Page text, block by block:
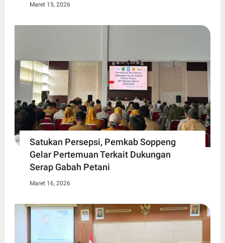
Maret 15, 2026
Satukan Persepsi, Pemkab Soppeng
Gelar Pertemuan Terkait Dukungan
Serap Gabah Petani
Maret 16, 2026